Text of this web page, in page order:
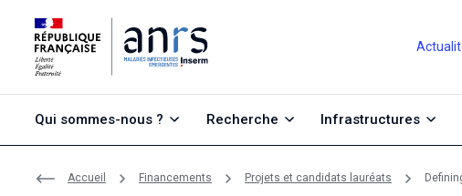
Qui sommes-nous ? Recherche Infrastructures
Accueil Financements Projets et candidats lauréats